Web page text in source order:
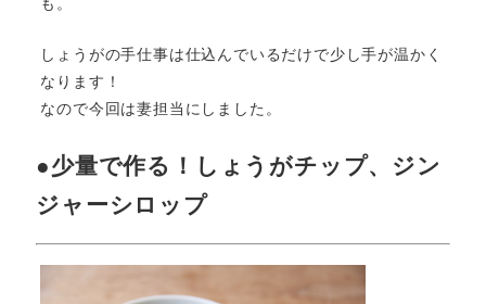
しょうがの手仕事は仕込んでいるだけで少し手が温かく
なります！
なので今回は妻担当にしました。
●少量で作る！しょうがチップ、ジン
ジャーシロップ